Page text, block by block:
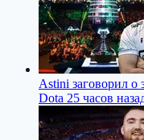
Astini заговорил о
Dota 25 часов